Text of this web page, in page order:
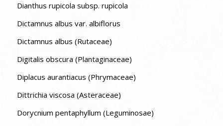
Dianthus rupicola subsp. rupicola
Dictamnus albus var. albiflorus
Dictamnus albus (Rutaceae)
Digitalis obscura (Plantaginaceae)
Diplacus aurantiacus (Phrymaceae)
Dittrichia viscosa (Asteraceae)
Dorycnium pentaphyllum (Leguminosae)